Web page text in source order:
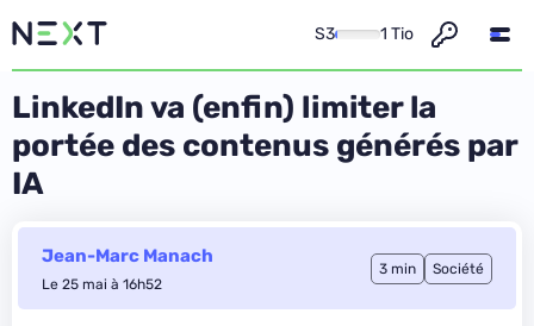
S3 1 Tio
LinkedIn va (enfin) limiter la
portée des contenus générés par
IA
Jean-Marc Manach
Le 25 mai à 16h52
3 min Société